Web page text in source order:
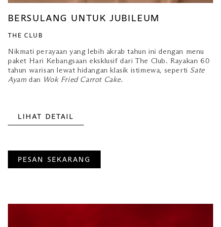
BERSULANG UNTUK JUBILEUM
THE CLUB
Nikmati perayaan yang lebih akrab tahun ini dengan menu
paket Hari Kebangsaan eksklusif dari The Club. Rayakan 60
tahun warisan lewat hidangan klasik istimewa, seperti Sate
Ayamdan Wok Fried Carrot Cake.
LIHAT DETAIL
PESAN SEKARANG